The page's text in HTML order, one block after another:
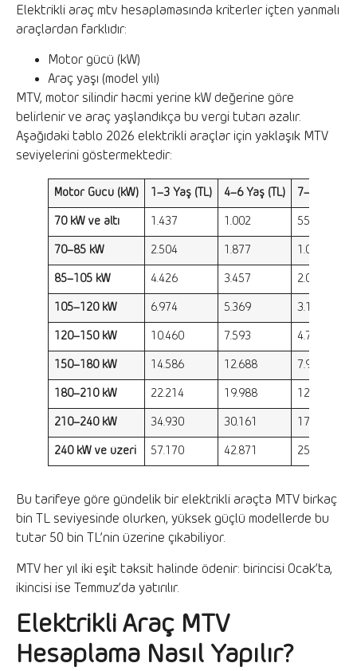
Elektrikli araç mtv hesaplamasında kriterler içten yanmalı
araçlardan farklıdır:
Motor gücü (kW)
Araç yaşı (model yılı)
MTV, motor silindir hacmi yerine kW değerine göre
belirlenir ve araç yaşlandıkça bu vergi tutarı azalır.
Aşağıdaki tablo 2026 elektrikli araçlar için yaklaşık MTV
seviyelerini göstermektedir:
Motor Gücü (kW) 1–3 Yaş (TL) 4–6 Yaş (TL) 7–11 Yaş
70 kW ve altı 1.437 1.002 559
70–85 kW 2.504 1.877 1.088
85–105 kW 4.426 3.457 2.036
105–120 kW 6.974 5.369 3.156
120–150 kW 10.460 7.593 4.744
150–180 kW 14.586 12.688 7.926
180–210 kW 22.214 19.988 12.039
210–240 kW 34.930 30.161 17.762
240 kW ve üzeri 57.170 42.871 25.388
Bu tarifeye göre gündelik bir elektrikli araçta MTV birkaç
bin TL seviyesinde olurken, yüksek güçlü modellerde bu
tutar 50 bin TL’nin üzerine çıkabiliyor.
MTV her yıl iki eşit taksit halinde ödenir: birincisi Ocak’ta,
ikincisi ise Temmuz’da yatırılır.
Elektrikli Araç MTV
Hesaplama Nasıl Yapılır?